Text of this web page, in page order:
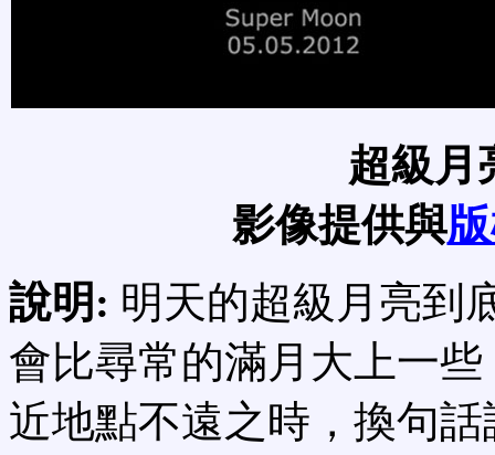
超級月
影像提供與
說明: 明天的超級月亮到
會比尋常的滿月大上一
近地點不遠之時，換句